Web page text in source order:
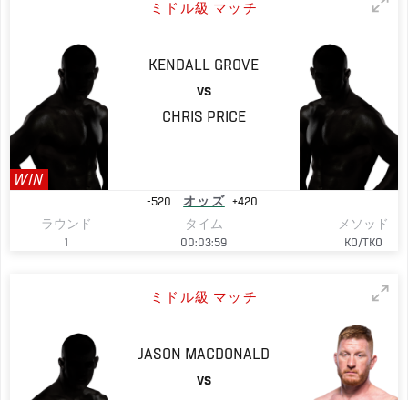
ミドル級 マッチ
WIN
KENDALL GROVE
VS
CHRIS PRICE
-520 オッズ
+420
ラウンド
1
タイム
00:03:59
メソッド
KO/TKO
ミドル級 マッチ
JASON MACDONALD
VS